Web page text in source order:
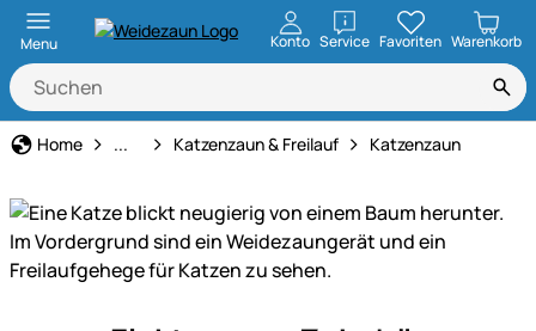
Menu Konto ServiceöffnenFavoriten Warenkorb
Home Katze
... Katzenzaun & Freilauf Katzenzaun